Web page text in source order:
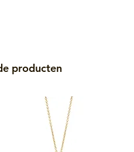
producten